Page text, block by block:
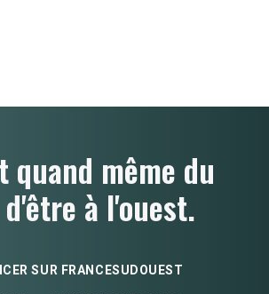
quand même du
à l'ouest.
SUR FRANCESUDOUEST